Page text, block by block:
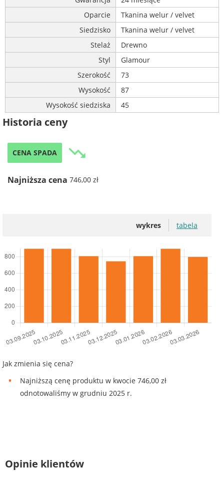
Oparcie
Tkanina welur / velvet
Siedzisko
Tkanina welur / velvet
Stelaż
Drewno
Styl
Glamour
Szerokość
73
Wysokość
87
Wysokość siedziska
45
Historia ceny
CENA SPADA trending_down
Najniższa cena 746,00 zł
wykres tabela
Jak zmienia się cena?
Najniższą cenę produktu w kwocie 746,00 zł
odnotowaliśmy w grudniu 2025 r.
Opinie klientów